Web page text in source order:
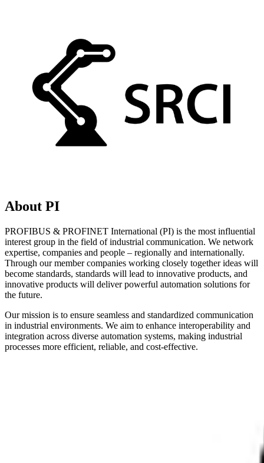
About PI
PROFIBUS & PROFINET International (PI) is the most influential
interest group in the field of industrial communication. We network
expertise, companies and people – regionally and internationally.
Through our member companies working closely together ideas will
become standards, standards will lead to innovative products, and
innovative products will deliver powerful automation solutions for
the future.
Our mission is to ensure seamless and standardized communication
in industrial environments. We aim to enhance interoperability and
integration across diverse automation systems, making industrial
processes more efficient, reliable, and cost-effective.